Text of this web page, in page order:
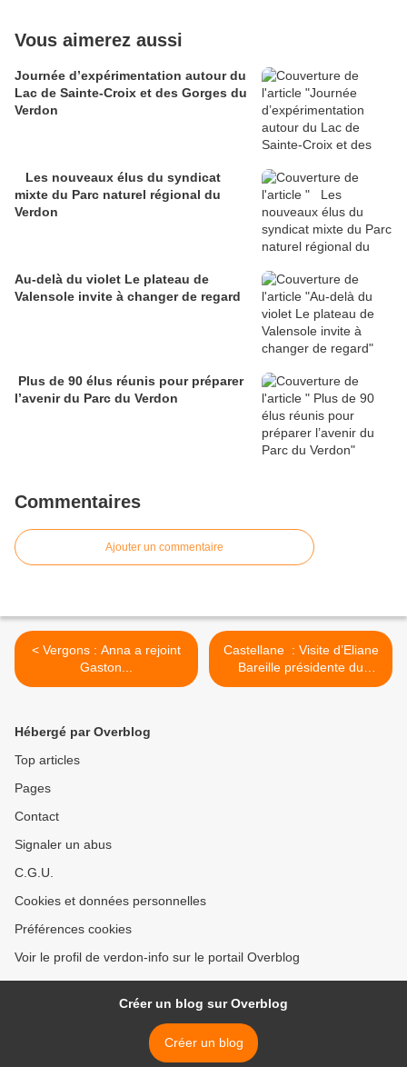
Vous aimerez aussi
Journée d’expérimentation autour du
Lac de Sainte-Croix et des Gorges du
Verdon
Les nouveaux élus du syndicat
mixte du Parc naturel régional du
Verdon
Au-delà du violet Le plateau de
Valensole invite à changer de regard
Plus de 90 élus réunis pour préparer
l’avenir du Parc du Verdon
Commentaires
Ajouter un commentaire
< Vergons : Anna a rejoint
Gaston...
Castellane : Visite d’Eliane
Bareille présidente du
Conseil Départemental >
Hébergé par Overblog
Top articles
Pages
Contact
Signaler un abus
C.G.U.
Cookies et données personnelles
Préférences cookies
Voir le profil de verdon-info sur le portail Overblog
Créer un blog sur Overblog
Créer un blog